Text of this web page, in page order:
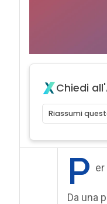
Chiedi
Riassumi
P
Da una